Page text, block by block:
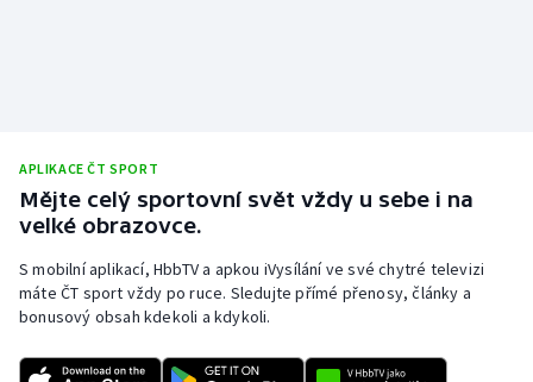
APLIKACE ČT SPORT
Mějte celý sportovní svět vždy u sebe i na
velké obrazovce.
S mobilní aplikací, HbbTV a apkou iVysílání ve své chytré televizi
máte ČT sport vždy po ruce. Sledujte přímé přenosy, články a
bonusový obsah kdekoli a kdykoli.